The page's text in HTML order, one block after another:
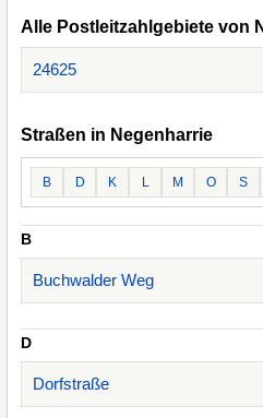
Alle Postleitzahlgebiete von
24625
Straßen in Negenharrie
B D K L M O S
B
Buchwalder Weg
D
Dorfstraße